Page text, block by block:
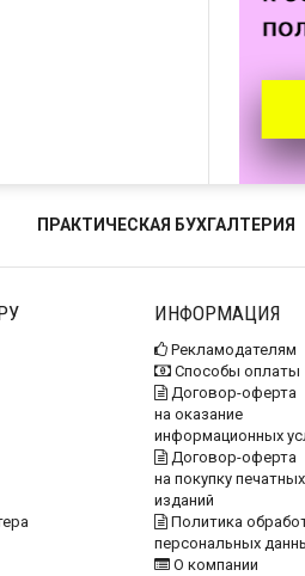
ПРАКТИЧЕСКАЯ БУХГАЛТЕРИЯ
ИНФОРМАЦИЯ
Рекламодателям
Способы оплаты
Договор-оферта
на оказание
информационных
Договор-оферта
на покупку печатных
изданий
Политика
персональных
О компании